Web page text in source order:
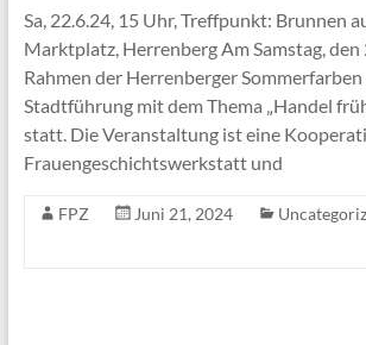
Sa, 22.6.24, 15 Uhr, Treffpunkt: Brunnen
Marktplatz, Herrenberg Am Samstag,
Rahmen der Herrenberger
Stadtführung mit dem Thema „Handel
statt. Die Veranstaltung ist eine
Frauengeschichtswerkstatt und
FPZ Juni 21, 2024